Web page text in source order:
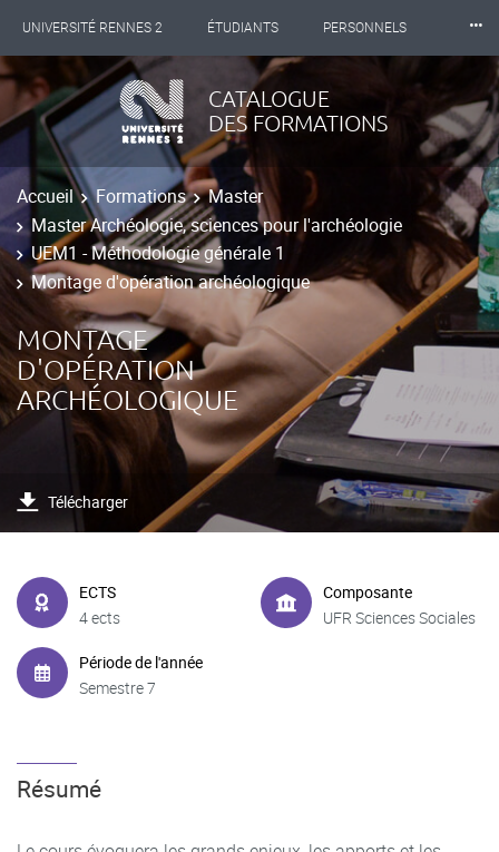
UNIVERSITÉ RENNES 2 ÉTUDIANTS PERSONNELS
INTERNATIONAL PROFESSIONNELS BIBLIOTHÈQUES
LES NOUVELLES DE RENNES 2
⸱⸱⸱
CATALOGUE
DES FORMATIONS
Accueil Formations
Master
Master Archéologie, sciences pour l'archéologie
UEM1 - Méthodologie générale 1
Montage d'opération archéologique
MONTAGE
D'OPÉRATION
ARCHÉOLOGIQUE
Télécharger
ECTS
4 ects
Composante
UFR Sciences Sociales
Période de l'année
Semestre 7
Résumé